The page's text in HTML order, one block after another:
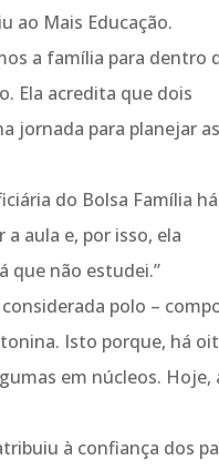
ao Mais Educação.
a família para dentro
Ela acredita que dois
jornada para planejar as
do Bolsa Família há
aula e, por isso, ela
que não estudei.”
polo –
Isto porque, há
em núcleos. Hoje,
à confiança dos